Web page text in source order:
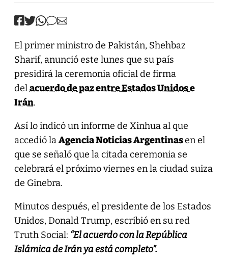
El primer ministro de Pakistán, Shehbaz
Sharif, anunció este lunes que su país
presidirá la ceremonia oficial de firma
delacuerdo de paz entre Estados Unidos e
Irán.
Así lo indicó un informe de Xinhua al que
accedió laAgencia Noticias Argentinasen el
que se señaló que la citada ceremonia se
celebrará el próximo viernes en la ciudad suiza
de Ginebra.
Minutos después, el presidente de los Estados
Unidos, Donald Trump, escribió en su red
Truth Social: “El acuerdo con la República
Islámica de Irán ya está completo”.